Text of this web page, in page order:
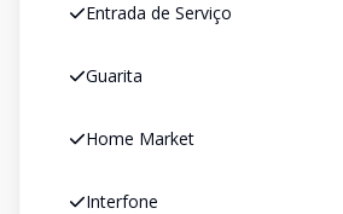
Entrada de Serviço
Guarita
Home Market
Interfone